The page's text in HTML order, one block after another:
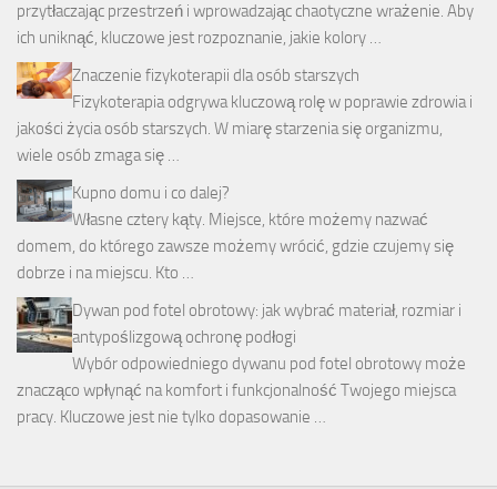
przytłaczając przestrzeń i wprowadzając chaotyczne wrażenie. Aby
ich uniknąć, kluczowe jest rozpoznanie, jakie kolory …
Znaczenie fizykoterapii dla osób starszych
Fizykoterapia odgrywa kluczową rolę w poprawie zdrowia i
jakości życia osób starszych. W miarę starzenia się organizmu,
wiele osób zmaga się …
Kupno domu i co dalej?
Własne cztery kąty. Miejsce, które możemy nazwać
domem, do którego zawsze możemy wrócić, gdzie czujemy się
dobrze i na miejscu. Kto …
Dywan pod fotel obrotowy: jak wybrać materiał, rozmiar i
antypoślizgową ochronę podłogi
Wybór odpowiedniego dywanu pod fotel obrotowy może
znacząco wpłynąć na komfort i funkcjonalność Twojego miejsca
pracy. Kluczowe jest nie tylko dopasowanie …